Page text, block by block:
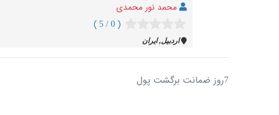
محمد نور محمدی
( 0 / 5 )
اردبيل, ایران
7روز ضمانت برگشت پول